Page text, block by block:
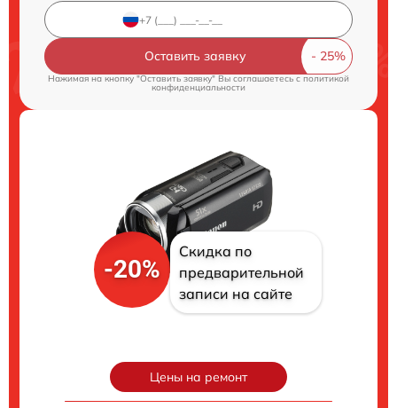
Оставить заявку
Нажимая на кнопку "Оставить заявку" Вы соглашаетесь cполитикой
конфиденциальности
-20%
Скидка по
предварительной
записи на сайте
Цены на ремонт